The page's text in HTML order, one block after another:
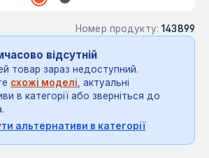
Номер продукту: 143899
відсутній
товар зараз недоступний.
схожі моделі , актуальні
в категорії або зверніться до
альтернативи в категорії